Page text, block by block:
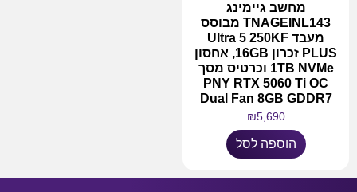
מחשב גיימינג
TNAGEINL143 מבוסס
מעבד Ultra 5 250KF
PLUS זכרון 16GB, אחסון
1TB NVMe וכרטיס מסך
PNY RTX 5060 Ti OC
Dual Fan 8GB GDDR7
₪5,690
הוספה לסל